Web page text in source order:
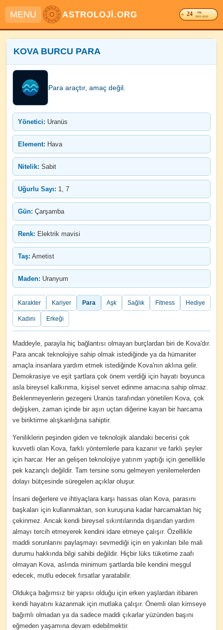
MENU ASTROLOJİ.ORG 24 . YIL
2003-2026
KOVA BURCU PARA
Para araçtır, amaç değil.
Yönetici: Uranüs
Element: Hava
Nitelik: Sabit
Uğurlu Sayı: 1, 7
Gün: Çarşamba
Renk: Elektrik mavisi
Taş: Ametist
Maden: Uranyum
Karakter Kariyer Para Aşk Sağlık Fitness Hediye
Kadını Erkeği
Maddeyle, parayla hiç bağlantısı olmayan burçlardan biri de Kova'dır.
Para ancak teknolojiye sahip olmak istediğinde ya da hümaniter
amaçla insanlara yardım etmek istediğinde Kova'nın aklına gelir.
Demokrasiye ve eşit şartlara çok önem verdiği için hayatı boyunca
asla bireysel kalkınma, kişisel servet edinme amacına sahip olmaz.
Beklenmeyenlerin gezegeni Uranüs tarafından yönetilen Kova, çok
değişken, zaman içinde bir aşırı uçtan diğerine kayan bir harcama
ve biriktirme alışkanlığına sahiptir.
Yeniliklerin peşinden giden ve teknolojik alandaki becerisi çok
kuvvetli olan Kova, farklı yöntemlerle para kazanır ve farklı şeyler
için harcar. Her an gelişen teknolojiye yatırım yaptığı için genellikle
pek kazançlı değildir. Tam tersine sonu gelmeyen yenilemelerden
dolayı bütçesinde süregelen açıklar oluşur.
İnsani değerlere ve ihtiyaçlara karşı hassas olan Kova, parasını
başkaları için kullanmaktan, son kuruşuna kadar harcamaktan hiç
çekinmez. Ancak kendi bireysel sıkıntılarında dışarıdan yardım
almayı tercih etmeyerek kendini idare etmeye çalışır. Özellikle
maddi sorunlarını paylaşmayı sevmediği için en yakınları bile mali
durumu hakkında bilgi sahibi değildir. Hiçbir lüks tüketime zaafı
olmayan Kova, aslında minimum şartlarda bile kendini meşgul
edecek, mutlu edecek fırsatlar yaratabilir.
Oldukça bağımsız bir yapısı olduğu için erken yaşlardan itibaren
kendi hayatını kazanmak için mutlaka çalışır. Önemli olan kimseye
bağımlı olmadan ya da sadece maddi çıkarlar yüzünden başını
eğmeden yaşamına devam edebilmektir.